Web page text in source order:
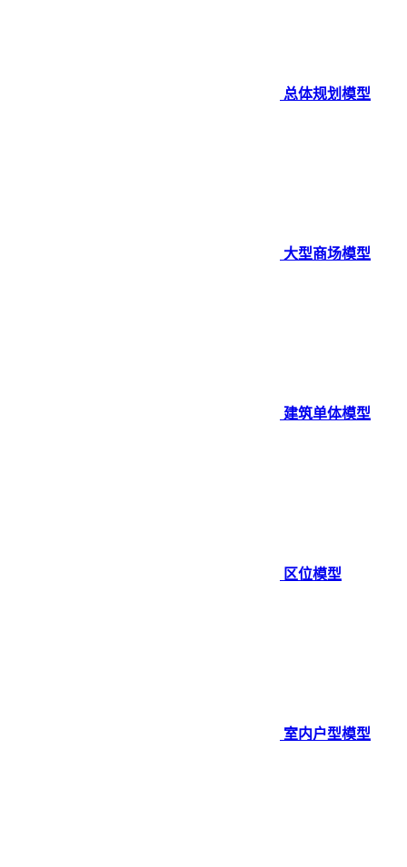
总体规划模型
大型商场模型
建筑单体模型
区位模型
室内户型模型